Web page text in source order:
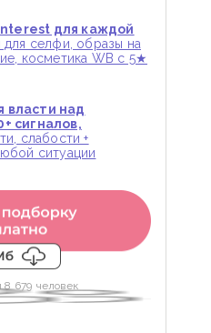
679 человек
для каждой
для селфи, образы на
косметика WB с 5★
власти над
сигналов,
слабости +
ситуации